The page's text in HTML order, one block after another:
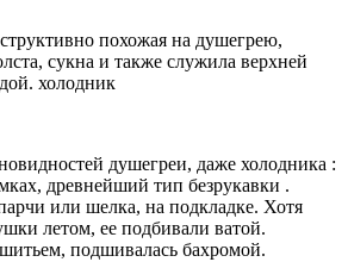
похожая на душегрею,
сукна и также служила верхней
холодник
душегреи, даже холодника :
древнейший тип безрукавки .
или шелка, на подкладке. Хотя
летом, ее подбивали ватой.
подшивалась бахромой.